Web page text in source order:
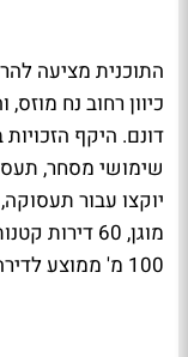
התוכנית מציעה
100 מ' ממוצע לדירה.